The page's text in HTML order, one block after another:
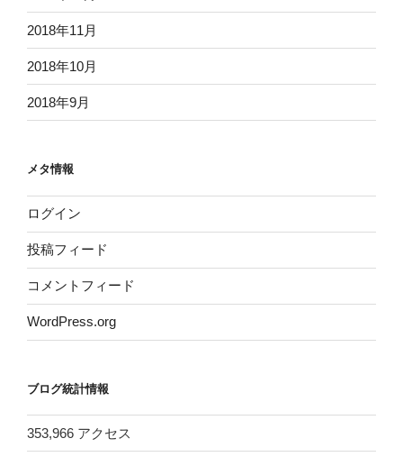
2018年11月
2018年10月
2018年9月
メタ情報
ログイン
投稿フィード
コメントフィード
WordPress.org
ブログ統計情報
353,966 アクセス